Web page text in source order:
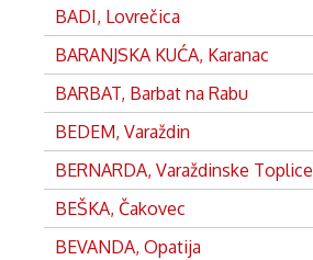
BADI, Lovrečica
BARANJSKA KUĆA, Karanac
BARBAT, Barbat na Rabu
BEDEM, Varaždin
BERNARDA, Varaždinske Toplice
BEŠKA, Čakovec
BEVANDA, Opatija